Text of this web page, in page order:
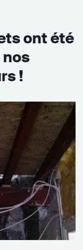
ont été
!